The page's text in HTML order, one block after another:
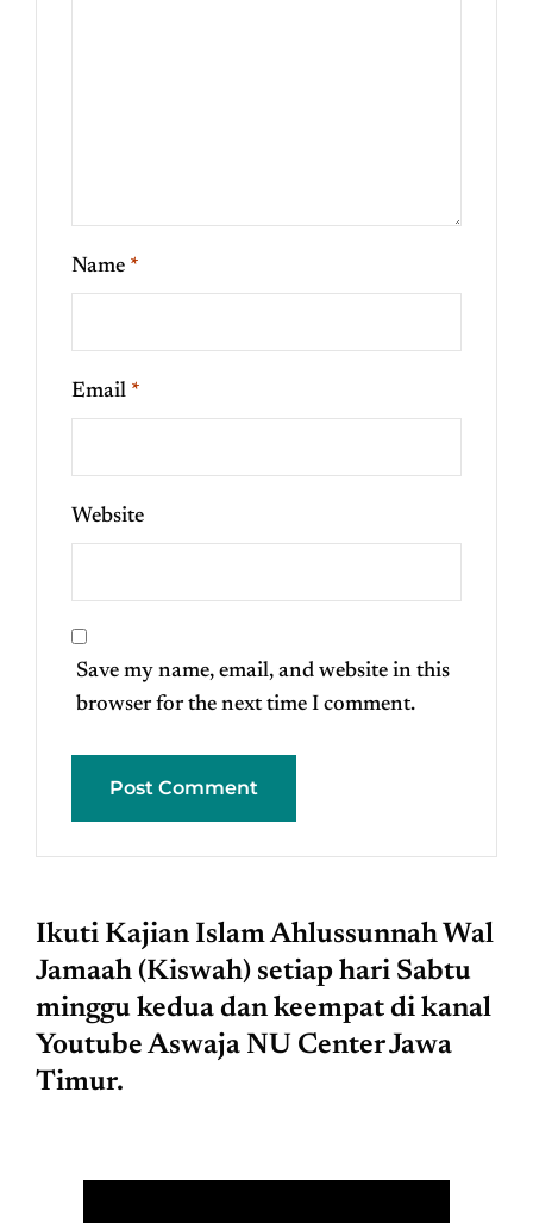
Name *
Email *
Website
Save my name, email, and website in this
browser for the next time I comment.
Ikuti Kajian Islam Ahlussunnah Wal
Jamaah (Kiswah) setiap hari Sabtu
minggu kedua dan keempat di kanal
Youtube Aswaja NU Center Jawa
Timur.